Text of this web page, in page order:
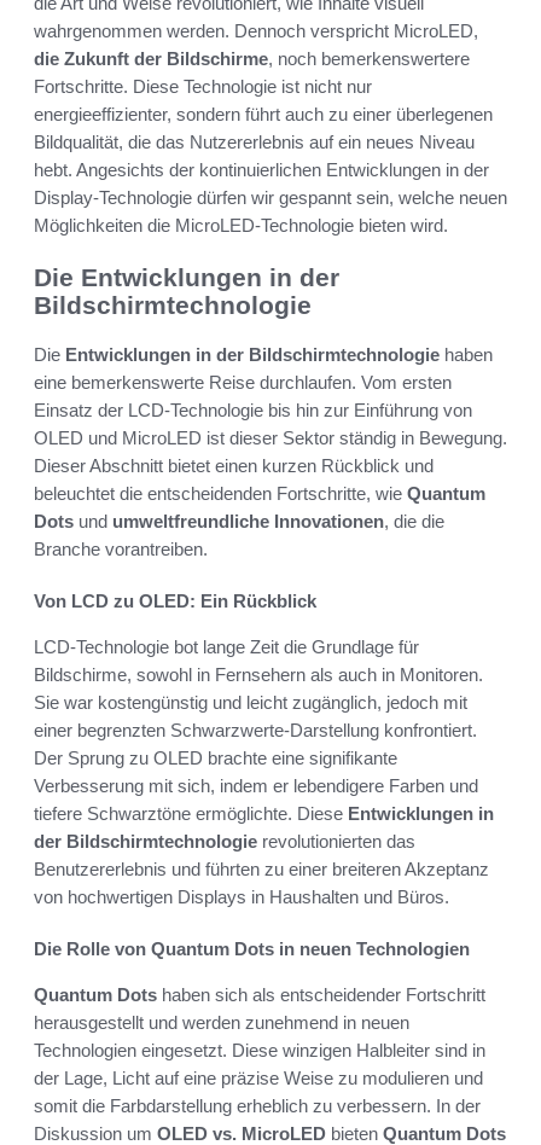
wahrgenommen werden. Dennoch verspricht MicroLED,
die Zukunft der Bildschirme, noch bemerkenswertere
Fortschritte. Diese Technologie ist nicht nur
energieeffizienter, sondern führt auch zu einer überlegenen
Bildqualität, die das Nutzererlebnis auf ein neues Niveau
hebt. Angesichts der kontinuierlichen Entwicklungen in der
Display-Technologie dürfen wir gespannt sein, welche neuen
Möglichkeiten die MicroLED-Technologie bieten wird.
Die Entwicklungen in der
Bildschirmtechnologie
Die Entwicklungen in der Bildschirmtechnologie haben
eine bemerkenswerte Reise durchlaufen. Vom ersten
Einsatz der LCD-Technologie bis hin zur Einführung von
OLED und MicroLED ist dieser Sektor ständig in Bewegung.
Dieser Abschnitt bietet einen kurzen Rückblick und
beleuchtet die entscheidenden Fortschritte, wie Quantum
Dots und umweltfreundliche Innovationen, die die
Branche vorantreiben.
Von LCD zu OLED: Ein Rückblick
LCD-Technologie bot lange Zeit die Grundlage für
Bildschirme, sowohl in Fernsehern als auch in Monitoren.
Sie war kostengünstig und leicht zugänglich, jedoch mit
einer begrenzten Schwarzwerte-Darstellung konfrontiert.
Der Sprung zu OLED brachte eine signifikante
Verbesserung mit sich, indem er lebendigere Farben und
tiefere Schwarztöne ermöglichte. Diese Entwicklungen in
der Bildschirmtechnologie revolutionierten das
Benutzererlebnis und führten zu einer breiteren Akzeptanz
von hochwertigen Displays in Haushalten und Büros.
Die Rolle von Quantum Dots in neuen Technologien
Quantum Dots haben sich als entscheidender Fortschritt
herausgestellt und werden zunehmend in neuen
Technologien eingesetzt. Diese winzigen Halbleiter sind in
der Lage, Licht auf eine präzise Weise zu modulieren und
somit die Farbdarstellung erheblich zu verbessern. In der
Diskussion um OLED vs. MicroLED bieten Quantum Dots